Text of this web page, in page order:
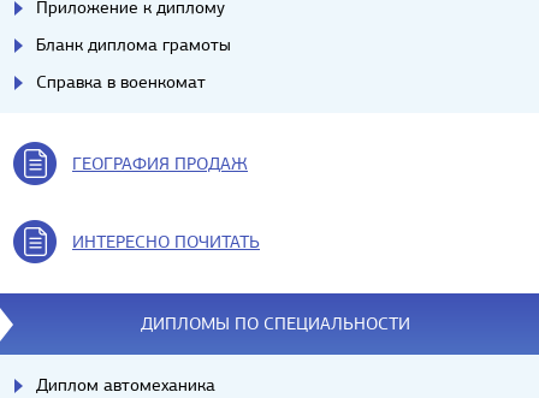
Приложение к диплому
Бланк диплома грамоты
Справка в военкомат
ГЕОГРАФИЯ ПРОДАЖ
ИНТЕРЕСНО ПОЧИТАТЬ
ДИПЛОМЫ ПО СПЕЦИАЛЬНОСТИ
Диплом автомеханика